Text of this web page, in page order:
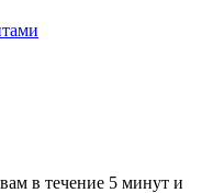
в течение 5 минут и